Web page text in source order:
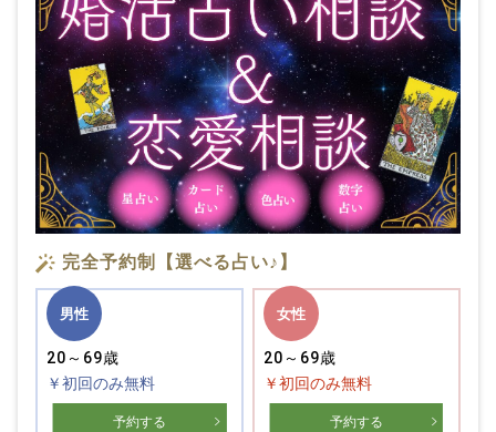
完全予約制【選べる占い♪】
男性
20～69歳
￥初回のみ無料
予約する
女性
20～69歳
￥初回のみ無料
予約する